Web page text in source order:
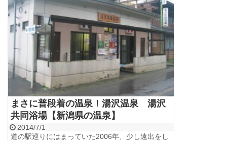
まさに普段着の温泉！湯沢温泉 湯沢
共同浴場【新潟県の温泉】
2014/7/1
道の駅巡りにはまっていた2006年、少し遠出をし